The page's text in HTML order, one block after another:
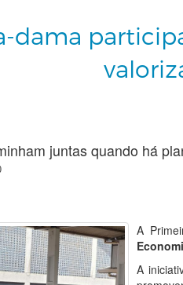
dama
juntas quando há
A
A